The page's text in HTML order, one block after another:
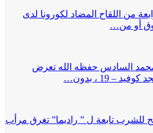
من اللقاح المضاد لكورونا لدى
السادس حفظه الله تعرض
– 19 ، بدون…
للشرب تابعة ل ” راديما” تغرق مرأب